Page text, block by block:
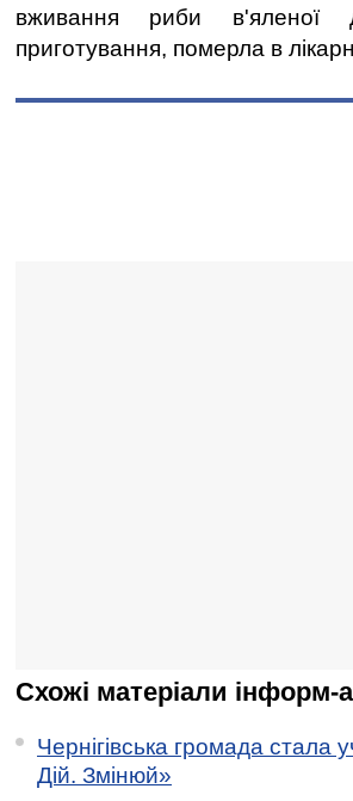
вживання риби в'яленої
приготування, померла в
Схожі матеріали інформ-
Чернігівська громада стала
Дій. Змінюй»